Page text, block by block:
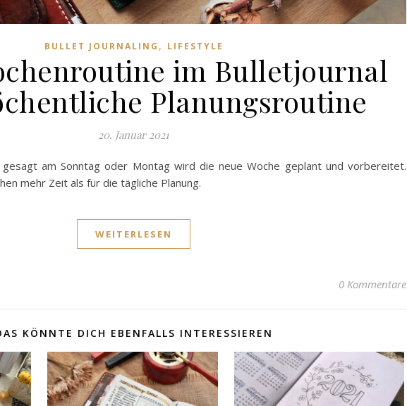
BULLET JOURNALING , LIFESTYLE
im Bulletjournal
Planungsroutine
20. Januar 2021
gesagt am Sonntag oder Montag wird die neue Woche geplant und vorbereitet.
mehr Zeit als für die tägliche Planung.
WEITERLESEN
0 Kommentare
KÖNNTE DICH EBENFALLS INTERESSIEREN